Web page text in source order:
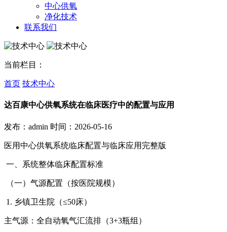
中心供氧
净化技术
联系我们
当前栏目：
首页 技术中心
达百康中心供氧系统在临床医疗中的配置与应用
发布：admin 时间：2026-05-16
医用中心供氧系统临床配置与临床应用完整版
一、系统整体临床配置标准
（一）气源配置（按医院规模）
1. 乡镇卫生院（≤50床）
主气源：全自动氧气汇流排（3+3瓶组）